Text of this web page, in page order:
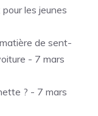
les jeunes
de sent-
- 7 mars
? - 7 mars